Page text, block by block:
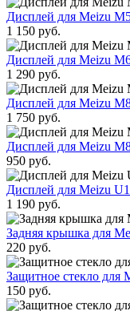
Дисплей для Meizu
1 150 руб.
Дисплей для Meizu
1 290 руб.
Дисплей для Meizu
1 750 руб.
Дисплей для Meizu
950 руб.
Дисплей для Meizu
1 190 руб.
Задняя крышка для
220 руб.
Защитное стекло для
150 руб.